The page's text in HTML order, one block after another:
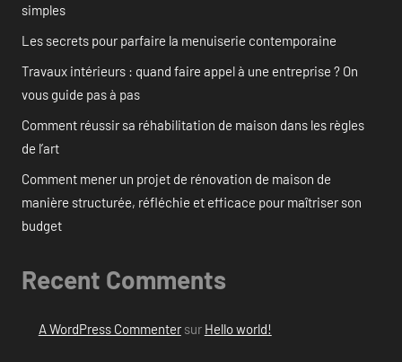
simples
Les secrets pour parfaire la menuiserie contemporaine
Travaux intérieurs : quand faire appel à une entreprise ? On
vous guide pas à pas
Comment réussir sa réhabilitation de maison dans les règles
de l’art
Comment mener un projet de rénovation de maison de
manière structurée, réfléchie et efficace pour maîtriser son
budget
Recent Comments
A WordPress Commentersur Hello world!